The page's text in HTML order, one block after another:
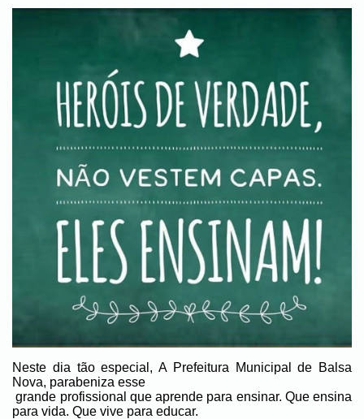
Neste dia tão especial, A Prefeitura Municipal de Balsa
Nova, parabeniza esse
grande profissional que aprende para ensinar. Que ensina
para vida. Que vive para educar.